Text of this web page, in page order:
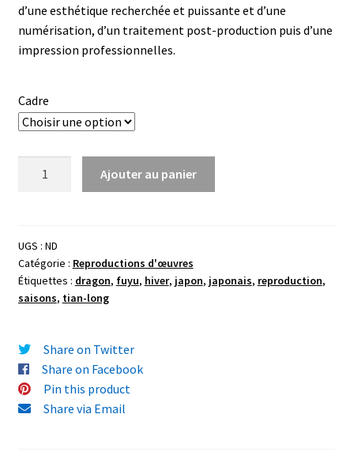
d’une esthétique recherchée et puissante et d’une
numérisation, d’un traitement post-production puis d’une
impression professionnelles.
Cadre
Tian-
Long"
(
Hiver)
cm
(A4)
Ajouter au panier
UGS : ND
Catégorie : Reproductions d'œuvres
Étiquettes : dragon, fuyu, hiver, japon, japonais, reproduction,
saisons, tian-long
Share on Twitter
Share on Facebook
Pin this product
Share via Email